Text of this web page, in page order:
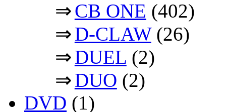
⇒CB ONE (402)
⇒D-CLAW(26)
⇒DUEL (2)
⇒DUO (2)
DVD (1)